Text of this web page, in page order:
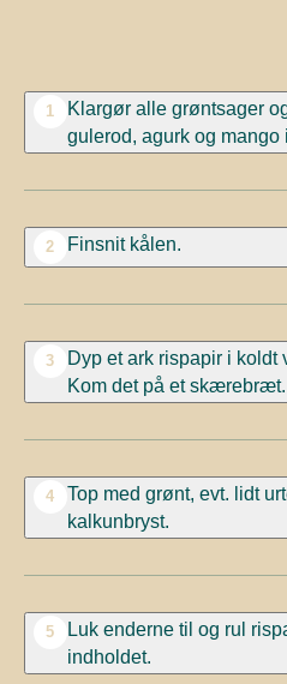
1
Klargør alle grøntsager
gulerod, agurk og mango
2 Finsnit kålen.
3
Dyp et ark rispapir i koldt
Kom det på et skærebræt.
4
Top med grønt, evt. lidt
kalkunbryst.
5
Luk enderne til og rul
indholdet.